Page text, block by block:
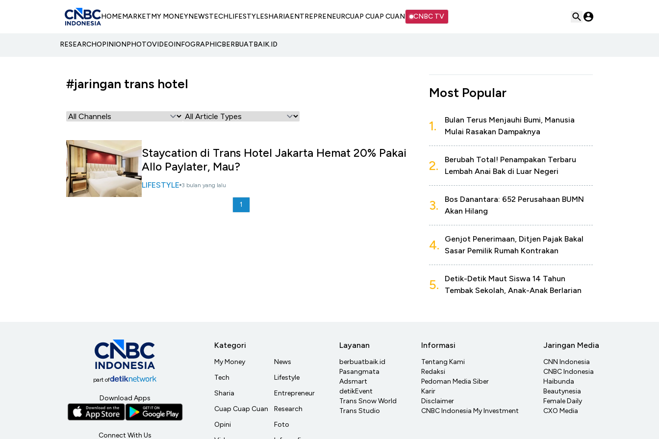
HOMEMARKETMY MONEYNEWSTECHLIFESTYLESHARIAENTREPRENEURCUAP CUAP CUAN CNBC TV
RESEARCHOPINIONPHOTOVIDEOINFOGRAPHICBERBUATBAIK.ID
#jaringan trans hotel
Staycation di Trans Hotel Jakarta Hemat 20% Pakai
Allo Paylater, Mau?
LIFESTYLE 3 bulan yang lalu
1
Most Popular
1.
Bulan Terus Menjauhi Bumi, Manusia
Mulai Rasakan Dampaknya
2.
Berubah Total! Penampakan Terbaru
Lembah Anai Bak di Luar Negeri
3.
Bos Danantara: 652 Perusahaan BUMN
Akan Hilang
4.
Genjot Penerimaan, Ditjen Pajak Bakal
Sasar Pemilik Rumah Kontrakan
5.
Detik-Detik Maut Siswa 14 Tahun
Tembak Sekolah, Anak-Anak Berlarian
part of
Download Apps
Connect With Us
Kategori
My Money
Tech
Sharia
Cuap Cuap Cuan
Opini
News
Lifestyle
Entrepreneur
Research
Foto
Layanan
berbuatbaik.id
Pasangmata
Adsmart
detikEvent
Trans Snow World
Trans Studio
Informasi
Tentang Kami
Redaksi
Pedoman Media Siber
Karir
Disclaimer
CNBC Indonesia My Investment
Jaringan Media
CNN Indonesia
CNBC Indonesia
Haibunda
Beautynesia
Female Daily
CXO Media